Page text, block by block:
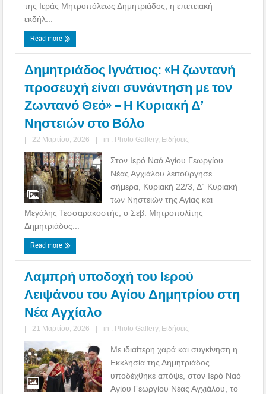
της Ιεράς Μητροπόλεως Δημητριάδος, η επετειακή
εκδήλ...
Read more
Δημητριάδος Ιγνάτιος: «Η ζωντανή
προσευχή είναι συνάντηση με τον
Ζωντανό Θεό» – Η Κυριακή Δ’
Νηστειών στο Βόλο
| 22 Μαρτίου, 2026 | in : Photo Gallery, Ειδήσεις
Στον Ιερό Ναό Αγίου Γεωργίου
Νέας Αγχιάλου λειτούργησε
σήμερα, Κυριακή 22/3, Δ΄ Κυριακή
των Νηστειών της Αγίας και
Μεγάλης Τεσσαρακοστής, ο Σεβ. Μητροπολίτης
Δημητριάδος...
Read more
Λαμπρή υποδοχή του Ιερού
Λειψάνου του Αγίου Δημητρίου στη
Νέα Αγχίαλο
| 21 Μαρτίου, 2026 | in : Photo Gallery, Ειδήσεις
Με ιδιαίτερη χαρά και συγκίνηση η
Εκκλησία της Δημητριάδος
υποδέχθηκε απόψε, στον Ιερό Ναό
Αγίου Γεωργίου Νέας Αγχιάλου, το